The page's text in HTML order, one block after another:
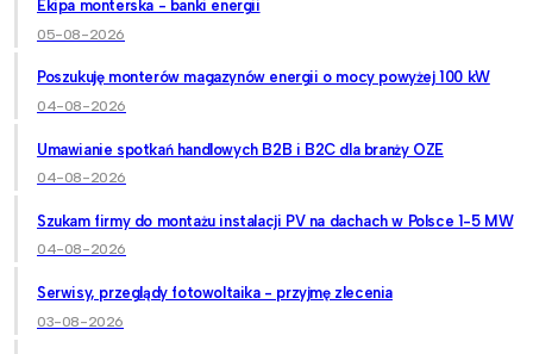
Ekipa monterska - banki energii
05-08-2026
Poszukuję monterów magazynów energii o mocy powyżej 100 kW
04-08-2026
Umawianie spotkań handlowych B2B i B2C dla branży OZE
04-08-2026
Szukam firmy do montażu instalacji PV na dachach w Polsce 1-5 MW
04-08-2026
Serwisy, przeglądy fotowoltaika - przyjmę zlecenia
03-08-2026